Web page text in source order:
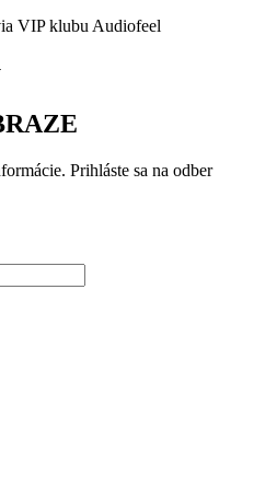
VIP klubu Audiofeel
Prihláste sa na odber